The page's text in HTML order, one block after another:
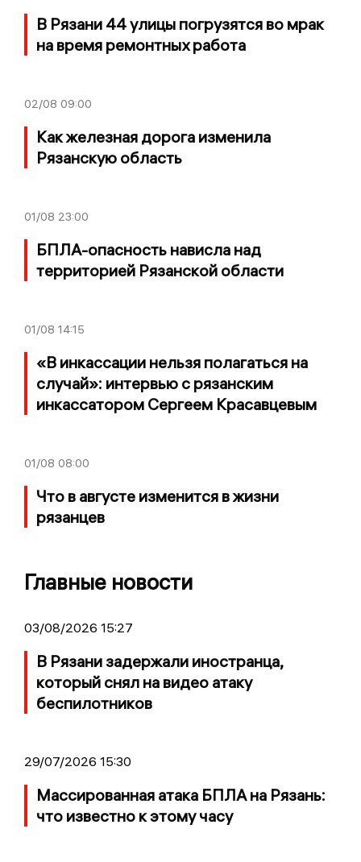
В Рязани 44 улицы погрузятся во мрак
на время ремонтных работа
02/08 09:00
Как железная дорога изменила
Рязанскую область
01/08 23:00
БПЛА-опасность нависла над
территорией Рязанской области
01/08 14:15
«В инкассации нельзя полагаться на
случай»: интервью с рязанским
инкассатором Сергеем Красавцевым
01/08 08:00
Что в августе изменится в жизни
рязанцев
Главные новости
03/08/2026 15:27
В Рязани задержали иностранца,
который снял на видео атаку
беспилотников
29/07/2026 15:30
Массированная атака БПЛА на Рязань:
что известно к этому часу